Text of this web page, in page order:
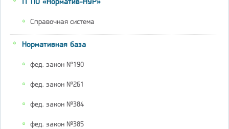
IT ПО «Норматив-НУР»
Справочная система
Нормативная база
фед. закон №190
фед. закон №261
фед. закон №384
фед. закон №385